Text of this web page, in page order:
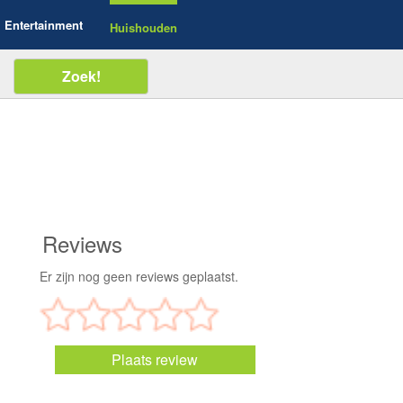
Entertainment Huishouden
Reviews
Er zijn nog geen reviews geplaatst.
Plaats review